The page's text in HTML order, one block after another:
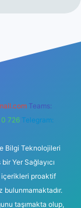
Teams:
726 Telegram:
Bilgi Teknolojileri
Yer Sağlayıcı
proaktif
bulunmamaktadır.
taşımakta olup,